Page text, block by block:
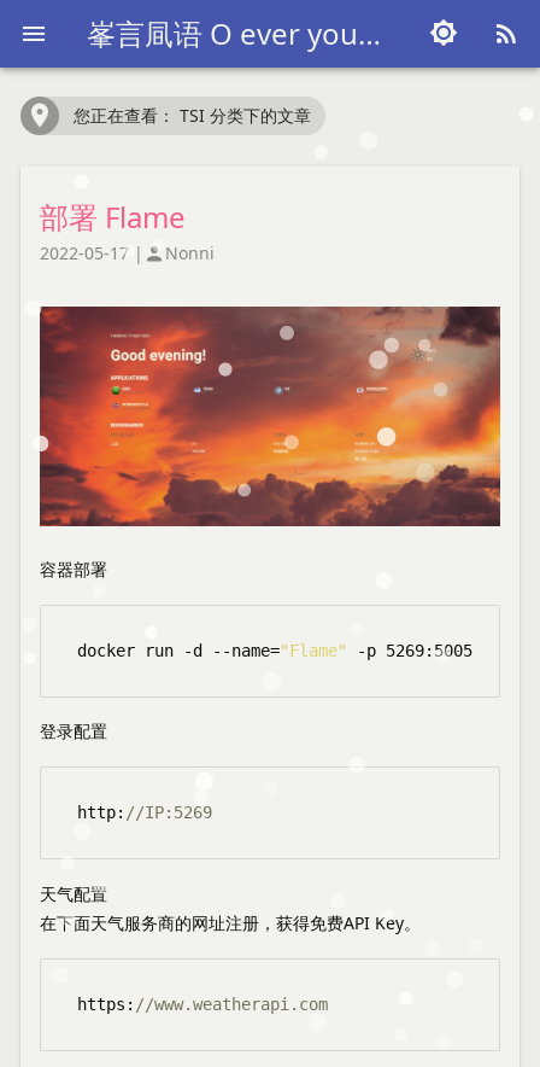
 峯言凬语 O ever youthful O ever weeping~  
 您正在查看： TSI 分类下的文章
部署 Flame
2022-05-17 |  Nonni
容器部署
docker run -d --name="Flame"
登录配置
http: //IP:5269
天气配置
在下面天气服务商的网址注册，获得免费API Key。
https: //www.weatherapi.com